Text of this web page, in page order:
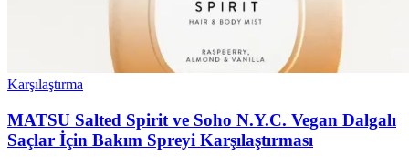
Karşılaştırma
MATSU Salted Spirit ve Soho N.Y.C. Vegan Dalgalı
Saçlar İçin Bakım Spreyi Karşılaştırması